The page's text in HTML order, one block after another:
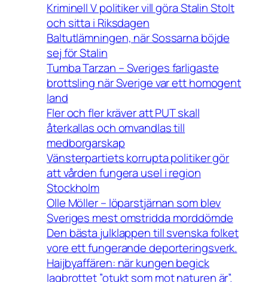
Kriminell V politiker vill göra Stalin Stolt
och sitta i Riksdagen
Baltutlämningen, när Sossarna böjde
sej för Stalin
Tumba Tarzan – Sveriges farligaste
brottsling när Sverige var ett homogent
land
Fler och fler kräver att PUT skall
återkallas och omvandlas till
medborgarskap
Vänsterpartiets korrupta politiker gör
att vården fungera usel i region
Stockholm
Olle Möller – löparstjärnan som blev
Sveriges mest omstridda morddömde
Den bästa julklappen till svenska folket
vore ett fungerande deporteringsverk.
Haijbyaffären: när kungen begick
lagbrottet ”otukt som mot naturen är”.